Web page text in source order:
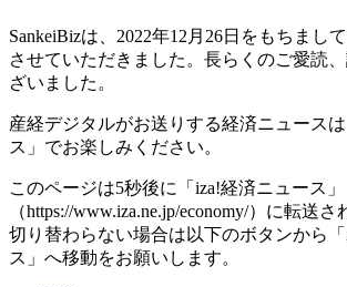
SankeiBizは、2022年12月26日をもちまし
させていただきました。長らくのご愛読
ざいました。
産経デジタルがお送りする経済ニュース
ス」でお楽しみください。
このページは5秒後に「iza!経済ニュース」
（https://www.iza.ne.jp/economy/）に転送
切り替わらない場合は以下のボタンから
ス」へ移動をお願いします。